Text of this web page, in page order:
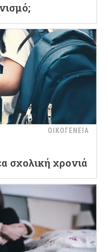
ΟΙΚΟΓΕΝΕΙΑ
σχολική χρονιά